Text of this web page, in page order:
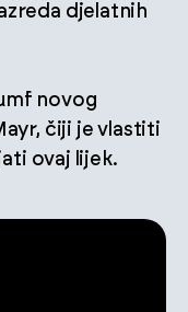
djelatnih
novog
čiji je vlastiti
ovaj lijek.